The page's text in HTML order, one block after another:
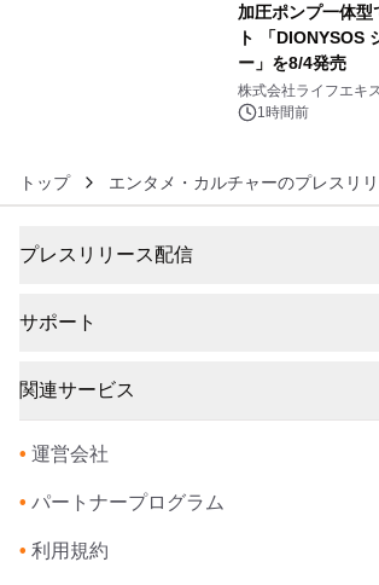
加圧ポンプ一体
ト 「DIONYSOS
ー」を8/4発売
株式会社ライフエキ
1時間前
トップ エンタメ・カルチャーのプレスリ
プレスリリース配信
サポート
関連サービス
• 運営会社
• パートナープログラム
• 利用規約